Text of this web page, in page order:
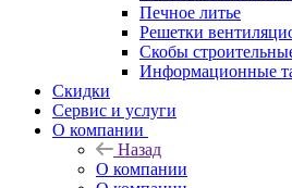
Печное литье
Решетки
Скобы
Информационные
Скидки
Сервис и услуги
О компании
Назад
О компании